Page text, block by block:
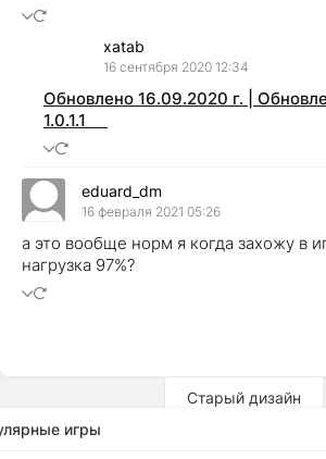
xatab
16 сентября 2020 12:34
Обновлено 16.09.2020 г. |
1.0.1.1
eduard_dm
16 февраля 2021 05:26
а это вообще норм я когда захожу в
нагрузка 97%?
Старый дизайн
игры